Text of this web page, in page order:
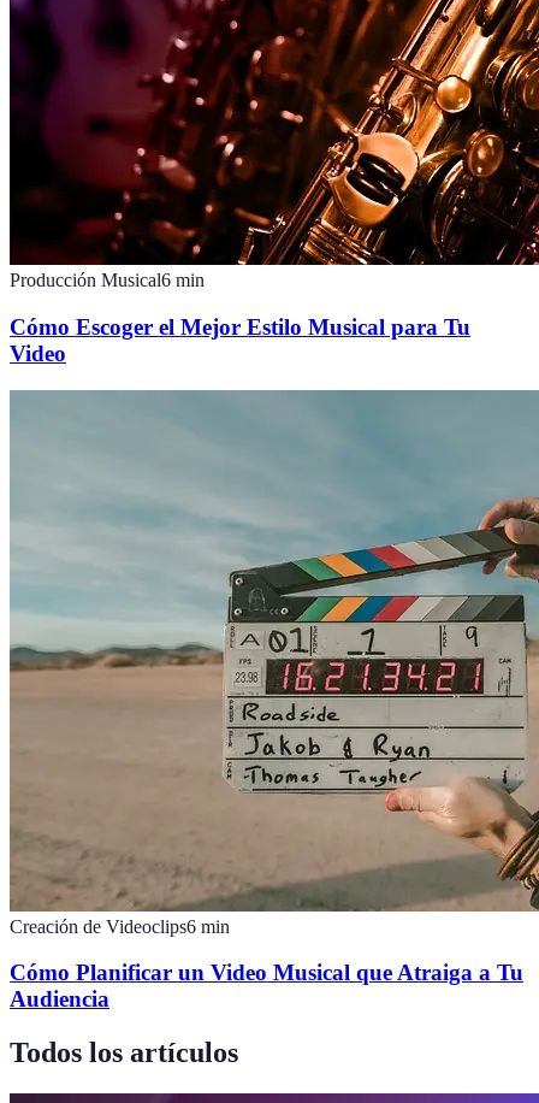
Producción Musical6 min
Cómo Escoger el Mejor Estilo Musical para Tu
Video
Creación de Videoclips6 min
Cómo Planificar un Video Musical que Atraiga a Tu
Audiencia
Todos los artículos